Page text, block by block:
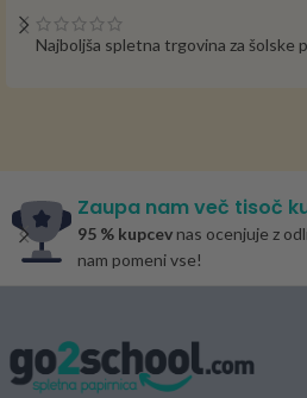
Najboljša spletna trgovina za
Zaupa nam več tisoč
95 % kupcev nas ocenjuje z
nam pomeni vse!